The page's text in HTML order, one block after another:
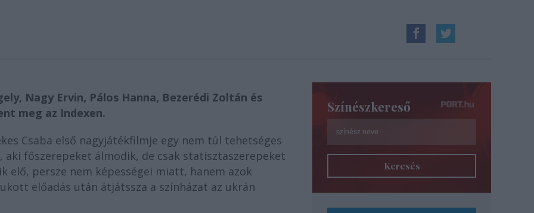
Nagy Ervin, Pálos Hanna, Bezerédi Zoltán és
meg az Indexen.
Csaba első nagyjátékfilmje egy nem túl tehetséges
aki főszerepeket álmodik, de csak statisztaszerepeket
elő, persze nem képességei miatt, hanem azok
előadás után átjátssza a színházat az ukrán
Színészkereső
Keresés